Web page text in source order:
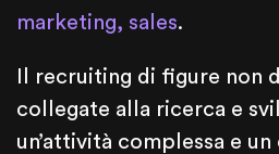
marketing, sales.
Il recruiting di figure non
collegate alla ricerca e
un’attività complessa e